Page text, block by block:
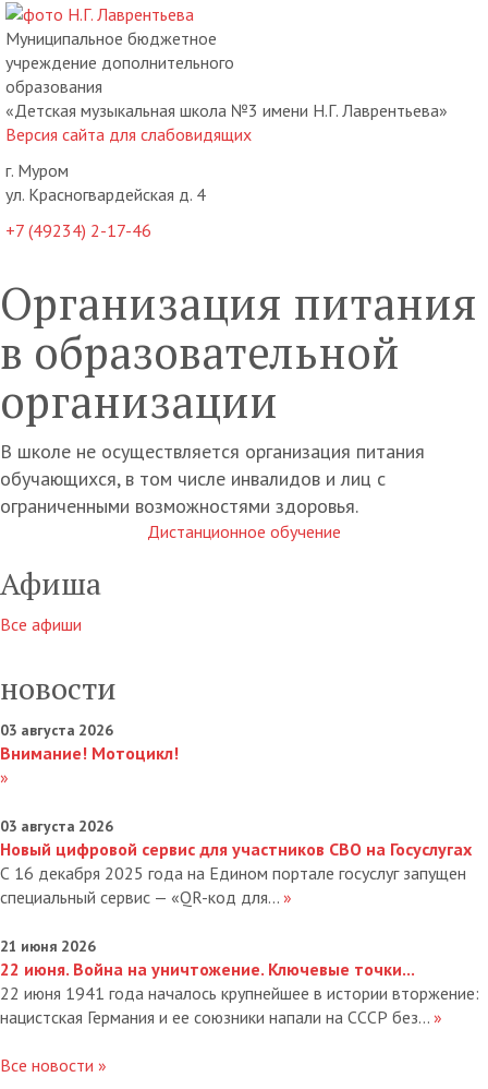
Муниципальное бюджетное
учреждение дополнительного
образования
«Детская музыкальная школа №3 имени Н.Г. Лаврентьева»
Версия сайта для слабовидящих
г. Муром
ул. Красногвардейская д. 4
+7 (49234) 2-17-46
Организация питания
в образовательной
организации
В школе не осуществляется организация питания
обучающихся, в том числе инвалидов и лиц с
ограниченными возможностями здоровья.
Дистанционное обучение
Афиша
Все афиши
новости
03 августа 2026
Внимание! Мотоцикл!
»
03 августа 2026
Новый цифровой сервис для участников СВО на Госуслугах
С 16 декабря 2025 года на Едином портале госуслуг запущен
специальный сервис — «QR-код для... »
21 июня 2026
22 июня. Война на уничтожение. Ключевые точки...
22 июня 1941 года началось крупнейшее в истории вторжение:
нацистская Германия и ее союзники напали на СССР без... »
Все новости »